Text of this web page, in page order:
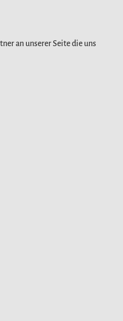
an unserer Seite die uns